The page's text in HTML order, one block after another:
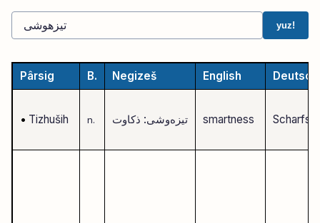
yuz!
Pârsig B. Negizeš English Deutsch
• Tizhuših n. تیزه‌وشی: ذکاوت smartness